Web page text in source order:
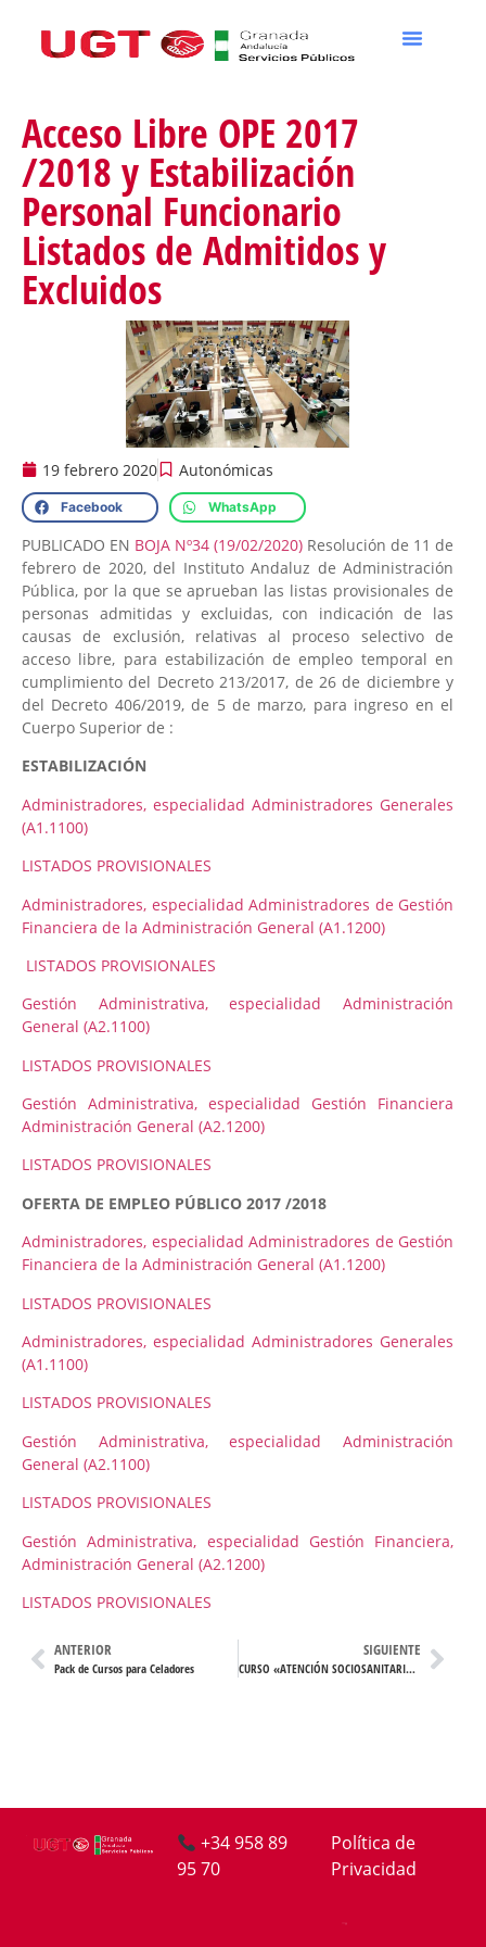
Acceso Libre OPE 2017
/2018 y Estabilización
Personal Funcionario
Listados de Admitidos y
Excluidos
19 febrero 2020 Autonómicas
Facebook WhatsApp
PUBLICADO EN BOJA Nº34 (19/02/2020) Resolución de 11 de
febrero de 2020, del Instituto Andaluz de Administración
Pública, por la que se aprueban las listas provisionales de
personas admitidas y excluidas, con indicación de las
causas de exclusión, relativas al proceso selectivo de
acceso libre, para estabilización de empleo temporal en
cumplimiento del Decreto 213/2017, de 26 de diciembre y
del Decreto 406/2019, de 5 de marzo, para ingreso en el
Cuerpo Superior de :
ESTABILIZACIÓN
Administradores, especialidad Administradores Generales
(A1.1100)
LISTADOS PROVISIONALES
Administradores, especialidad Administradores de Gestión
Financiera de la Administración General (A1.1200)
LISTADOS PROVISIONALES
Gestión Administrativa, especialidad Administración
General (A2.1100)
LISTADOS PROVISIONALES
Gestión Administrativa, especialidad Gestión Financiera
Administración General (A2.1200)
LISTADOS PROVISIONALES
OFERTA DE EMPLEO PÚBLICO 2017 /2018
Administradores, especialidad Administradores de Gestión
Financiera de la Administración General (A1.1200)
LISTADOS PROVISIONALES
Administradores, especialidad Administradores Generales
(A1.1100)
LISTADOS PROVISIONALES
Gestión Administrativa, especialidad Administración
General (A2.1100)
LISTADOS PROVISIONALES
Gestión Administrativa, especialidad Gestión Financiera,
Administración General (A2.1200)
LISTADOS PROVISIONALES
ANTERIOR
Pack de Cursos para Celadores
SIGUIENTE
CURSO «ATENCIÓN SOCIOSANITARIA A PERSONAS EN DOMICILIO»
+34 958 89
95 70
Política de
Privacidad